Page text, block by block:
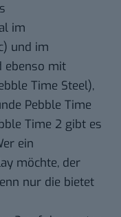
im
und im
ebenso mit
Time Steel),
Pebble Time
Time 2 gibt es
ein
möchte, der
nur die bietet